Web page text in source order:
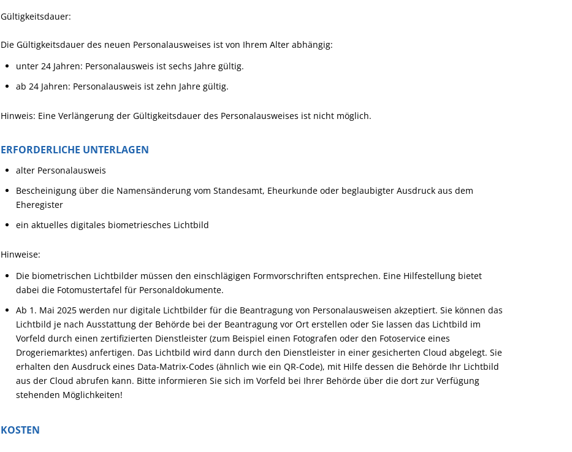
Gültigkeitsdauer:
Die Gültigkeitsdauer des neuen Personalausweises ist von Ihrem Alter abhängig:
unter 24 Jahren: Personalausweis ist sechs Jahre gültig.
ab 24 Jahren: Personalausweis ist zehn Jahre gültig.
Hinweis: Eine Verlängerung der Gültigkeitsdauer des Personalausweises ist nicht möglich.
ERFORDERLICHE UNTERLAGEN
alter Personalausweis
Bescheinigung über die Namensänderung vom Standesamt, Eheurkunde oder beglaubigter Ausdruck aus dem
Eheregister
ein aktuelles digitales biometriesches Lichtbild
Hinweise:
Die biometrischen Lichtbilder müssen den einschlägigen Formvorschriften entsprechen. Eine Hilfestellung bietet
dabei die Fotomustertafel für Personaldokumente.
Ab 1. Mai 2025 werden nur digitale Lichtbilder für die Beantragung von Personalausweisen akzeptiert. Sie können das
Lichtbild je nach Ausstattung der Behörde bei der Beantragung vor Ort erstellen oder Sie lassen das Lichtbild im
Vorfeld durch einen zertifizierten Dienstleister (zum Beispiel einen Fotografen oder den Fotoservice eines
Drogeriemarktes) anfertigen. Das Lichtbild wird dann durch den Dienstleister in einer gesicherten Cloud abgelegt.Sie
erhalten den Ausdruck eines Data-Matrix-Codes (ähnlich wie ein QR-Code), mit Hilfe dessen die Behörde Ihr Lichtbild
aus der Cloudabrufen kann. Bitte informieren Sie sich im Vorfeld bei Ihrer Behörde über die dort zur Verfügung
stehenden Möglichkeiten!
KOSTEN